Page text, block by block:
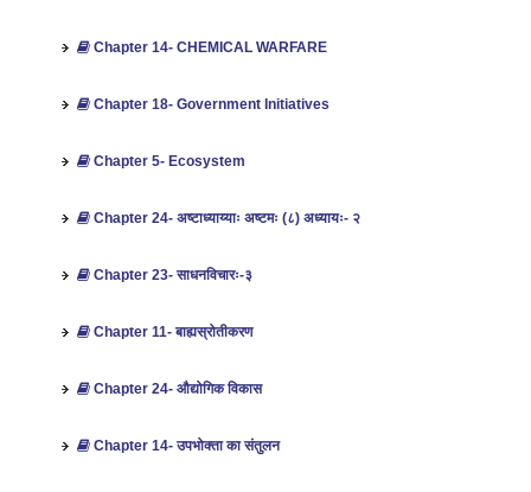
Chapter 14- CHEMICAL WARFARE
Chapter 18- Government Initiatives
Chapter 5- Ecosystem
Chapter 24- अष्टाध्याय्याः अष्टमः (८) अध्यायः- २
Chapter 23- साधनविचारः-३
Chapter 11- बाह्यस्रोतीकरण
Chapter 24- औद्योगिक विकास
Chapter 14- उपभोक्‍ता का संतुलन